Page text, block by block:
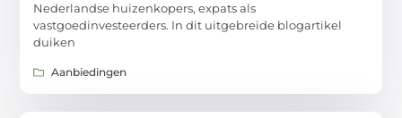
Nederlandse huizenkopers, expats als
vastgoedinvesteerders. In dit uitgebreide blogartikel
duiken
Aanbiedingen